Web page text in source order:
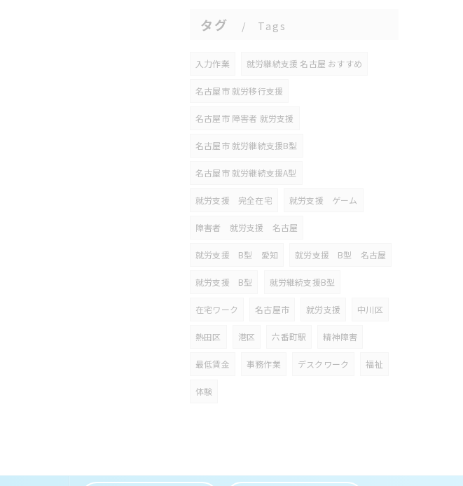
タグ Tags
入力作業 就労継続支援 名古屋 おすすめ
名古屋市 就労移行支援
名古屋市 障害者 就労支援
名古屋市 就労継続支援B型
名古屋市 就労継続支援A型
就労支援 完全在宅 就労支援 ゲーム
障害者 就労支援 名古屋
就労支援 B型 愛知 就労支援 B型 名古屋
就労支援 B型 就労継続支援B型
在宅ワーク 名古屋市 就労支援 中川区
熱田区 港区 六番町駅 精神障害
最低賃金 事務作業 デスクワーク 福祉
体験